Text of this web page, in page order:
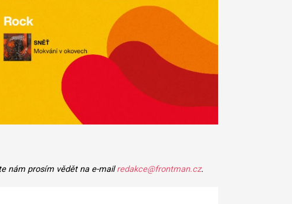
nám prosím vědět na e-mailredakce@frontman.cz.